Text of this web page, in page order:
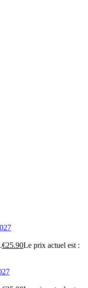
€25.90Le prix actuel est :